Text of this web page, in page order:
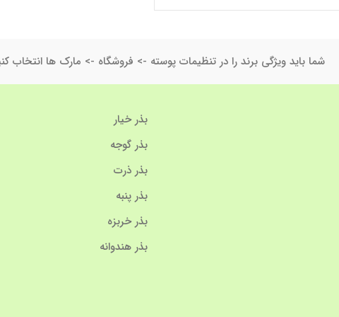
شما باید ویژگی برند را در تنظیمات پوسته -> فروشگاه -> مارک ها انتخاب
بذر خیار
بذر گوجه
بذر ذرت
بذر پنبه
بذر خربزه
بذر هندوانه